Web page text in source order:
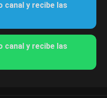
canal y recibe las
canal y recibe las